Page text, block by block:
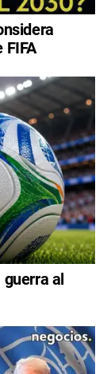
FIFA
guerra al